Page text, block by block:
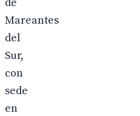
Mareantes
del
Sur,
con
sede
en